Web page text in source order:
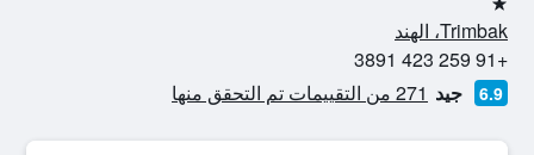
نجمة واحدة
Trimbak، الهند
+91 259 423 3891
6.9 جيد 271 من التقييمات تم التحقق منها